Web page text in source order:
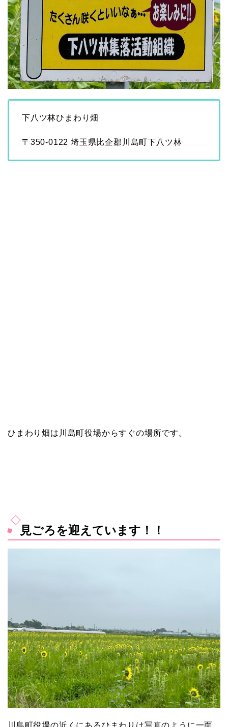
下八ツ林ひまわり畑
〒350-0122 埼玉県比企郡川島町下八ツ林
ひまわり畑は川島町役場からすぐの場所です。
見ごろを迎えています！！
川島町役場の近くにあるひまわりは写真のように一面